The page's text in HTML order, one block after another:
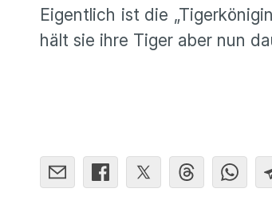
Eigentlich ist die
hält sie ihre Tiger aber nun